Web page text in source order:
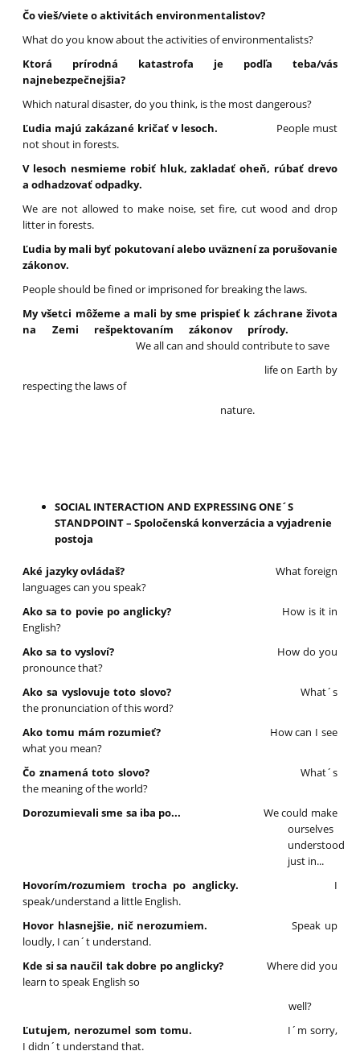
Čo vieš/viete o aktivitách environmentalistov?
What do you know about the activities of environmentalists?
Ktorá prírodná katastrofa je podľa teba/vás
najnebezpečnejšia?
Which natural disaster, do you think, is the most dangerous?
Ľudia majú zakázané kričať v lesoch. People must
not shout in forests.
V lesoch nesmieme robiť hluk, zakladať oheň, rúbať drevo
a odhadzovať odpadky.
We are not allowed to make noise, set fire, cut wood and drop
litter in forests.
Ľudia by mali byť pokutovaní alebo uväznení za porušovanie
zákonov.
People should be fined or imprisoned for breaking the laws.
My všetci môžeme a mali by sme prispieť k záchrane života
na Zemi rešpektovaním zákonov prírody.
We all can and should contribute to save
life on Earth by
respecting the laws of
nature.
SOCIAL INTERACTION AND EXPRESSING ONE´S
STANDPOINT – Spoločenská konverzácia a vyjadrenie
postoja
Aké jazyky ovládaš? What foreign
languages can you speak?
Ako sa to povie po anglicky? How is it in
English?
Ako sa to vysloví? How do you
pronounce that?
Ako sa vyslovuje toto slovo? What´s
the pronunciation of this word?
Ako tomu mám rozumieť? How can I see
what you mean?
Čo znamená toto slovo? What´s
the meaning of the world?
Dorozumievali sme sa iba po...We could make
ourselves
understood
just in...
Hovorím/rozumiem trocha po anglicky. I
speak/understand a little English.
Hovor hlasnejšie, nič nerozumiem.Speak up
loudly, I can´t understand.
Kde si sa naučil tak dobre po anglicky? Where did you
learn to speak English so
well?
Ľutujem, nerozumel som tomu. I´m sorry,
I didn´t understand that.